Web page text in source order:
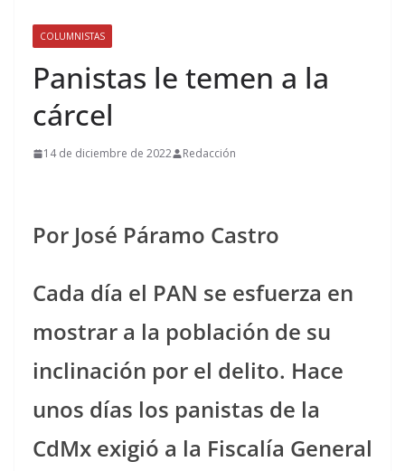
COLUMNISTAS
Panistas le temen a la
cárcel
14 de diciembre de 2022 Redacción
Por José Páramo Castro
Cada día el PAN se esfuerza en
mostrar a la población de su
inclinación por el delito. Hace
unos días los panistas de la
CdMx exigió a la Fiscalía General